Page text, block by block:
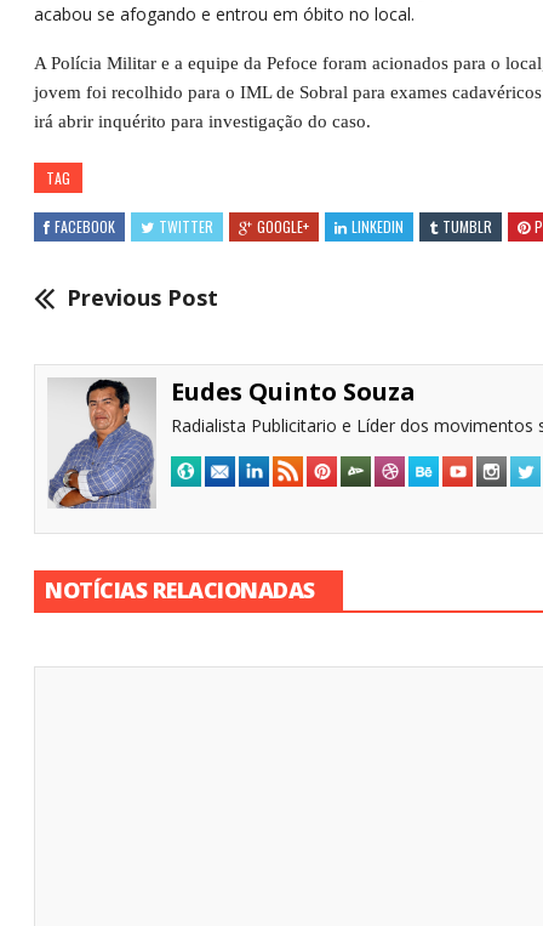
acabou se afogando e entrou em óbito no local.
A Polícia Militar e a equipe da Pefoce foram acionados para o
jovem foi recolhido para o IML de Sobral para exames
irá abrir inquérito para investigação do caso.
TAG
FACEBOOK TWITTER GOOGLE+ LINKEDIN TUMBLR
Previous Post
Eudes Quinto Souza
Radialista Publicitario e Líder dos movimentos
NOTÍCIAS RELACIONADAS